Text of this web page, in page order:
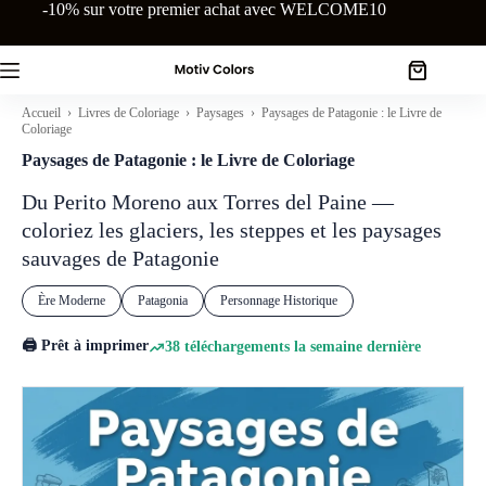
contenu
-10% sur votre premier achat avec WELCOME10
Panier
Accueil › Livres de Coloriage › Paysages › Paysages de Patagonie : le Livre de
Coloriage
Paysages de Patagonie : le Livre de Coloriage
Du Perito Moreno aux Torres del Paine —
coloriez les glaciers, les steppes et les paysages
sauvages de Patagonie
Ère Moderne Patagonia Personnage Historique
🖨️ Prêt à imprimer 38 téléchargements la semaine dernière